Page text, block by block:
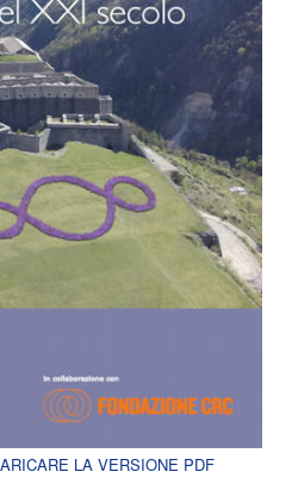
LA VERSIONE PDF